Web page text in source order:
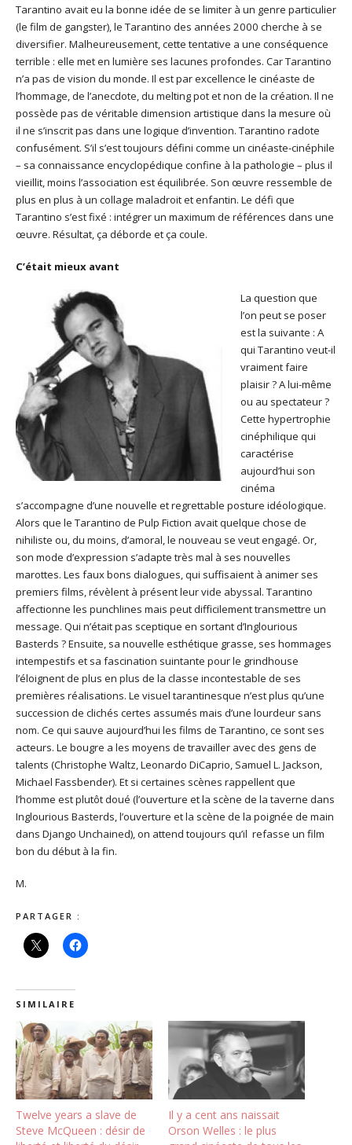
Tarantino avait eu la bonne idée de se limiter à un genre particulier
(le film de gangster), le Tarantino des années 2000 cherche à se
diversifier. Malheureusement, cette tentative a une conséquence
terrible : elle met en lumière ses lacunes profondes. Car Tarantino
n’a pas de vision du monde. Il est par excellence le cinéaste de
l’hommage, de l’anecdote, du melting pot et non de la création. Il ne
possède pas de véritable dimension artistique dans la mesure où
il ne s’inscrit pas dans une logique d’invention. Tarantino radote
confusément. S’il s’est toujours défini comme un cinéaste-cinéphile
– sa connaissance encyclopédique confine à la pathologie – plus il
vieillit, moins l’association est équilibrée. Son œuvre ressemble de
plus en plus à un collage maladroit et enfantin. Le défi que
Tarantino s’est fixé : intégrer un maximum de références dans une
œuvre. Résultat, ça déborde et ça coule.
C’était mieux avant
La question que
l’on peut se poser
est la suivante : A
qui Tarantino veut-il
vraiment faire
plaisir ? A lui-même
ou au spectateur ?
Cette hypertrophie
cinéphilique qui
caractérise
aujourd’hui son
cinéma
s’accompagne d’une nouvelle et regrettable posture idéologique.
Alors que le Tarantino de Pulp Fiction avait quelque chose de
nihiliste ou, du moins, d’amoral, le nouveau se veut engagé. Or,
son mode d’expression s’adapte très mal à ses nouvelles
marottes. Les faux bons dialogues, qui suffisaient à animer ses
premiers films, révèlent à présent leur vide abyssal. Tarantino
affectionne les punchlines mais peut difficilement transmettre un
message. Qui n’était pas sceptique en sortant d’Inglourious
Basterds ? Ensuite, sa nouvelle esthétique grasse, ses hommages
intempestifs et sa fascination suintante pour le grindhouse
l’éloignent de plus en plus de la classe incontestable de ses
premières réalisations. Le visuel tarantinesque n’est plus qu’une
succession de clichés certes assumés mais d’une lourdeur sans
nom. Ce qui sauve aujourd’hui les films de Tarantino, ce sont ses
acteurs. Le bougre a les moyens de travailler avec des gens de
talents (Christophe Waltz, Leonardo DiCaprio, Samuel L. Jackson,
Michael Fassbender). Et si certaines scènes rappellent que
l’homme est plutôt doué (l’ouverture et la scène de la taverne dans
Inglourious Basterds, l’ouverture et la scène de la poignée de main
dans Django Unchained), on attend toujours qu’il refasse un film
bon du début à la fin.
M.
PARTAGER :
SIMILAIRE
Twelve years a slave de
Steve McQueen : désir de
Il y a cent ans naissait
Orson Welles : le plus